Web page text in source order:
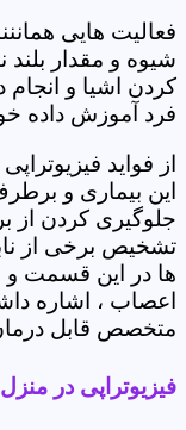
فعالیت هایی
شیوه و مقدار
کردن اشیا و
فرد آموزش داده
از فواید
این بیماری و
جلوگیری کردن از
تشخیص برخی از
ها در این قسمت و
اعصاب ، اشاره
متخصص قابل
فیزیوتراپی در